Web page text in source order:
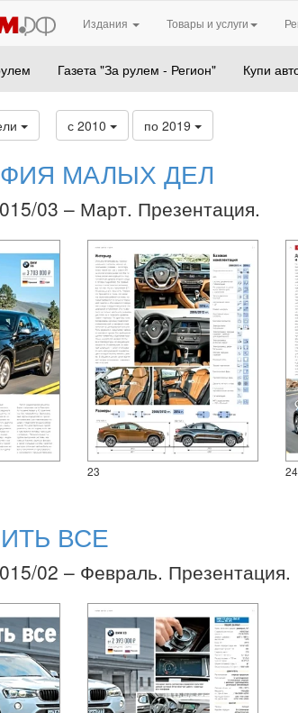
Издания Товары и услуги
Газета "За рулем - Регион" Купи
с 2010 по 2019
МАЛЫХ ДЕЛ
03 – Март. Презентация.
23 24
ВСЕ
02 – Февраль. Презентация.